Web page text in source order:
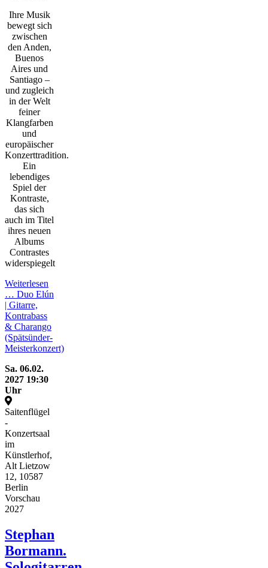
Ihre Musik
bewegt sich
zwischen
den Anden,
Buenos
Aires und
Santiago –
und zugleich
in der Welt
feiner
Klangfarben
und
europäischer
Konzerttradition.
Ein
lebendiges
Spiel der
Kontraste,
das sich
auch im Titel
ihres neuen
Albums
Contrastes
widerspiegelt
Weiterlesen
… Duo Elún
| Gitarre,
Kontrabass
& Charango
(Spätsünder-
Meisterkonzert)
Sa. 06.02.
2027 19:30
Uhr
Saitenflügel
-
Konzertsaal
im
Künstlerhof,
Alt Lietzow
12, 10587
Berlin
Vorschau
2027
Stephan
Bormann.